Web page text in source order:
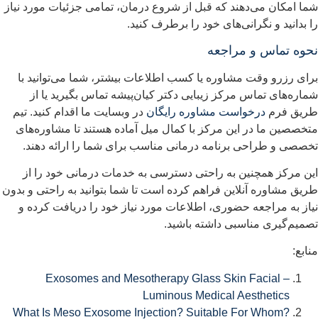
امکان می‌دهند که قبل از شروع درمان، تمامی جزئیات مورد نیاز
بدانید و نگرانی‌های خود را برطرف کنید.
تماس و مراجعه
رزرو وقت مشاوره یا کسب اطلاعات بیشتر، شما می‌توانید با
تماس مرکز زیبایی دکتر کیان‌پیشه تماس بگیرید یا از
فرم درخواست مشاوره رایگاندر وبسایت ما اقدام کنید. تیم
ما در این مرکز با کمال میل آماده هستند تا مشاوره‌های
و طراحی برنامه درمانی مناسب برای شما را ارائه دهند.
مرکز همچنین به راحتی دسترسی به خدمات درمانی خود را از
مشاوره آنلاین فراهم کرده است تا شما بتوانید به راحتی و بدون
به مراجعه حضوری، اطلاعات مورد نیاز خود را دریافت کرده و
مناسبی داشته باشید.
Exosomes and Mesotherapy Glass Skin Facial –
Luminous Medical Aesthetics
What Is Meso Exosome Injection? Suitable For Whom?